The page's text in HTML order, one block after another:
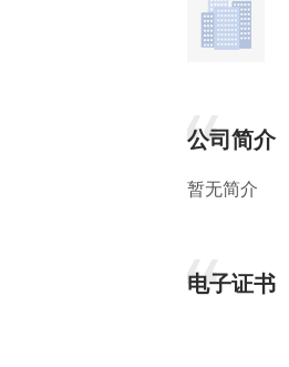
公司简介
暂无简介
电子证书